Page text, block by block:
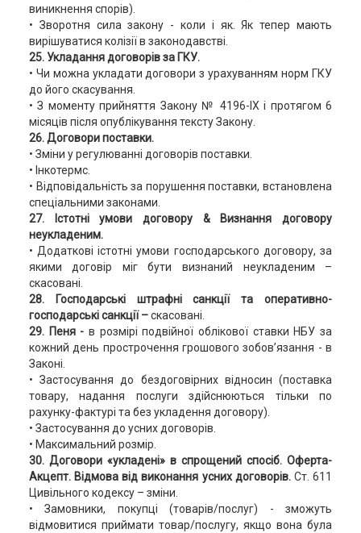
виникнення спорів).
• Зворотня сила закону - коли і як. Як тепер мають
вирішуватися колізії в законодавстві.
25. Укладання договорів за ГКУ.
• Чи можна укладати договори з урахуванням норм ГКУ
до його скасування.
• З моменту прийняття Закону № 4196-ІХ і протягом 6
місяців після опублікування тексту Закону.
26. Договори поставки.
• Зміни у регулюванні договорів поставки.
• Інкотермс.
• Відповідальність за порушення поставки, встановлена
спеціальними законами.
27. Істотні умови договору & Визнання договору
неукладеним.
• Додаткові істотні умови господарського договору, за
якими договір міг бути визнаний неукладеним –
скасовані.
28. Господарські штрафні санкції та оперативно-
господарські санкції –скасовані.
29. Пеня - в розмірі подвійної облікової ставки НБУ за
кожний день прострочення грошового зобов’язання - в
Законі.
• Застосування до бездоговірних відносин (поставка
товару, надання послуги здійснюються тільки по
рахунку-фактурі та без укладення договору).
• Застосування до усних договорів.
• Максимальний розмір.
30. Договори «укладені» в спрощений спосіб. Оферта-
Акцепт. Відмова від виконання усних договорів. Ст. 611
Цивільного кодексу – зміни.
• Замовники, покупці (товарів/послуг) - зможуть
відмовитися приймати товар/послугу, якщо вона була